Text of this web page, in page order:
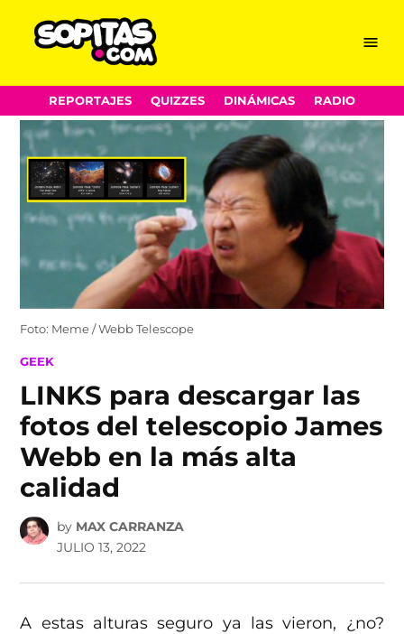
Skip
to
content
Menu
REPORTAJES QUIZZES DINÁMICAS RADIO
Foto: Meme / Webb Telescope
POSTED
GEEK
LINKS para descargar las
fotos del telescopio James
Webb en la más alta
calidad
by MAX CARRANZA
JULIO 13, 2022
A estas alturas seguro ya las vieron, ¿no?